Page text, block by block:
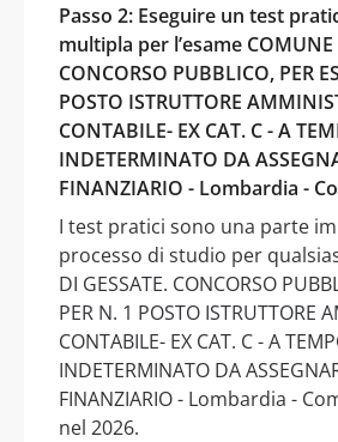
Passo 2: Eseguire un test
multipla per l’esame COMUNE
CONCORSO PUBBLICO, PER
POSTO ISTRUTTORE
CONTABILE- EX CAT. C - A
INDETERMINATO DA
FINANZIARIO - Lombardia -
I test pratici sono una parte
processo di studio per
DI GESSATE. CONCORSO
PER N. 1 POSTO ISTRUTTORE
CONTABILE- EX CAT. C - A
INDETERMINATO DA
FINANZIARIO - Lombardia -
nel 2026.